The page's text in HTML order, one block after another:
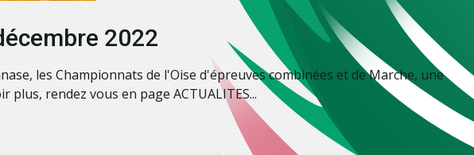
2022
les Championnats de l'Oise d'épreuves combinées et de Marche, une
rendez vous en page ACTUALITES...